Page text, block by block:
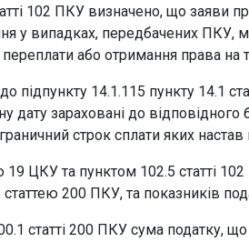
102 ПКУ визначено, що заяви
у випадках, передбачених ПКУ,
або отримання права на
підпункту 14.1.115 пункту 14.1
дату зараховані до
строк сплати яких настав
ЦКУ та пунктом 102.5 статті
200 ПКУ, та показників
статті 200 ПКУ сума податку,